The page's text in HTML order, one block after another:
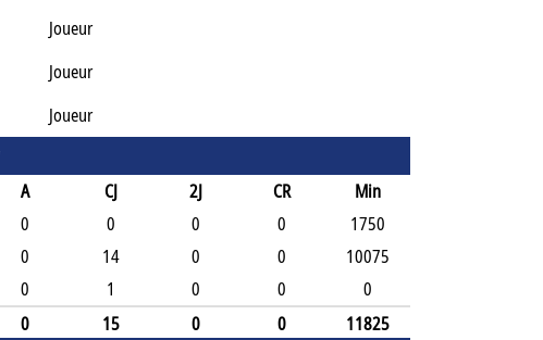
Joueur
Joueur
Joueur
A CJ 2J CR
Min
0 0 0 0
1750
0 14 0 0
10075
0 1 0 0
0
0 15 0 0 11825